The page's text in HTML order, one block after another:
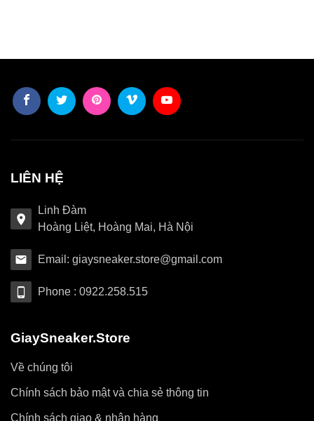
LIÊN HỆ
Linh Đàm
Hoàng Liệt, Hoàng Mai, Hà Nội
Email: giaysneaker.store@gmail.com
Phone : 0922.258.515
GiaySneaker.Store
Về chúng tôi
Chính sách bảo mật và chia sẻ thông tin
Chính sách giao & nhận hàng